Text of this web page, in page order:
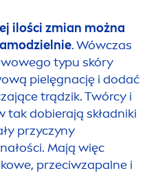
ilości zmian można
. Wówczas
typu skóry
pielęgnację i dodać
trądzik. Twórcy i
tak dobierają składniki
przyczyny
Mają więc
przeciwzapalne i